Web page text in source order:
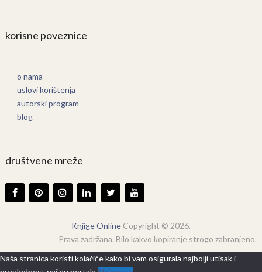
korisne poveznice
o nama
uslovi korištenja
autorski program
blog
društvene mreže
Knjige OnlineCopyright © 2026.
Prava zadržana. Bilo kakvo kopiranje strogo zabranjeno.
Naša stranica koristi kolačiće kako bi vam osigurala najbolji utisak i